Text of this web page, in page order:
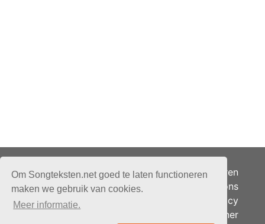
Om Songteksten.net goed te laten functioneren
maken we gebruik van cookies.
Meer informatie.
Adverteren
Over ons
Je privacy
Partner